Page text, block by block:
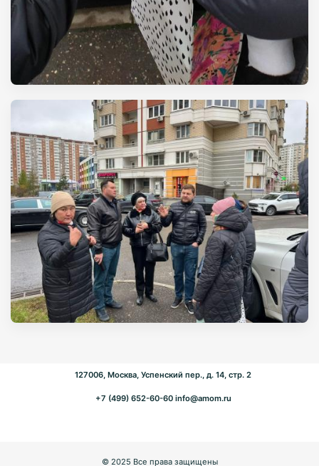
127006, Москва, Успенский пер., д. 14, стр. 2
+7 (499) 652-60-60 info@amom.ru
© 2025 Все права защищены